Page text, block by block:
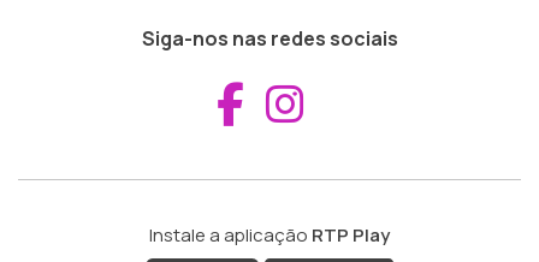
Siga-nos nas redes sociais
Aceder ao
Instale a aplicação RTP Play